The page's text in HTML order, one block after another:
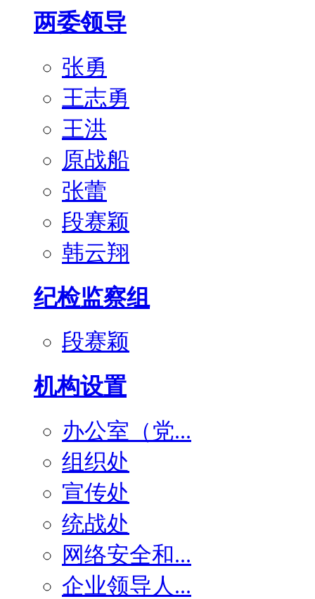
两委领导
张勇
王志勇
王洪
原战船
张蕾
段赛颖
韩云翔
纪检监察组
段赛颖
机构设置
办公室（党...
组织处
宣传处
统战处
网络安全和...
企业领导人...